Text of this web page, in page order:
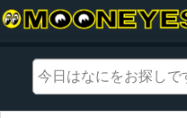
商品詳細